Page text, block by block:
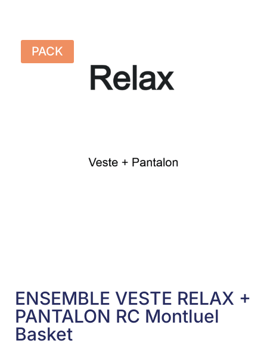
PACK
ENSEMBLE VESTE RELAX +
PANTALON RC Montluel
Basket